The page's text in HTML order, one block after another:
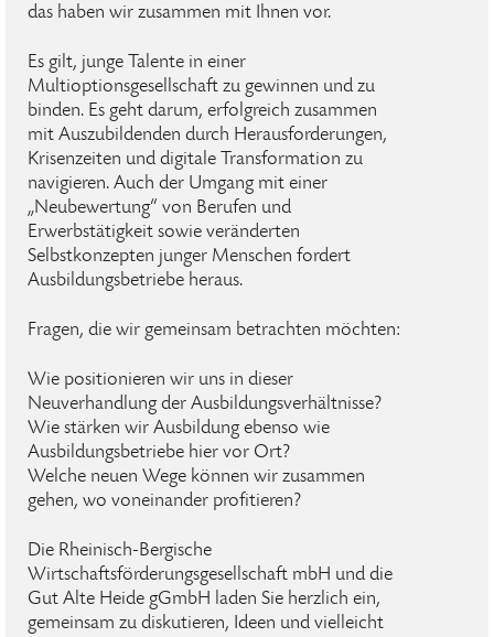
das haben wir zusammen mit Ihnen vor.
Es gilt, junge Talente in einer
Multioptionsgesellschaft zu gewinnen und zu
binden. Es geht darum, erfolgreich zusammen
mit Auszubildenden durch Herausforderungen,
Krisenzeiten und digitale Transformation zu
navigieren. Auch der Umgang mit einer
„Neubewertung“ von Berufen und
Erwerbstätigkeit sowie veränderten
Selbstkonzepten junger Menschen fordert
Ausbildungsbetriebe heraus.
Fragen, die wir gemeinsam betrachten möchten:
Wie positionieren wir uns in dieser
Neuverhandlung der Ausbildungsverhältnisse?
Wie stärken wir Ausbildung ebenso wie
Ausbildungsbetriebe hier vor Ort?
Welche neuen Wege können wir zusammen
gehen, wo voneinander profitieren?
Die Rheinisch-Bergische
Wirtschaftsförderungsgesellschaft mbH und die
Gut Alte Heide gGmbH laden Sie herzlich ein,
gemeinsam zu diskutieren, Ideen und vielleicht